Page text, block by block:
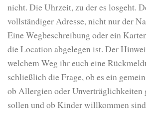
nicht. Die Uhrzeit, zu der es losgeht.
vollständiger Adresse, nicht nur der
Eine Wegbeschreibung oder ein
die Location abgelegen ist. Der
welchem Weg ihr euch eine
schließlich die Frage, ob es ein
ob Allergien oder Unverträglichkeiten
sollen und ob Kinder willkommen